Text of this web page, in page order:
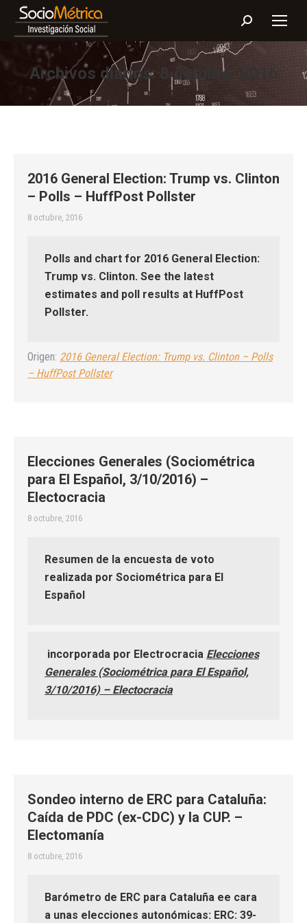
Buscar:
Archivos diarios: 8 octubre, 2016
2016 General Election: Trump vs. Clinton
– Polls – HuffPost Pollster
8 octubre, 2016
Polls and chart for 2016 General Election:
Trump vs. Clinton. See the latest
estimates and poll results at HuffPost
Pollster.
Origen: 2016 General Election: Trump vs. Clinton – Polls
– HuffPost Pollster
Elecciones Generales (Sociométrica
para El Español, 3/10/2016) –
Electocracia
8 octubre, 2016
Resumen de la encuesta de voto
realizada por Sociométrica para El
Español
incorporada por Electrocracia Elecciones
Generales (Sociométrica para El Español,
3/10/2016) – Electocracia
Sondeo interno de ERC para Cataluña:
Caída de PDC (ex-CDC) y la CUP. –
Electomanía
8 octubre, 2016
Barómetro de ERC para Cataluña ee cara
a unas elecciones autonómicas: ERC: 39-